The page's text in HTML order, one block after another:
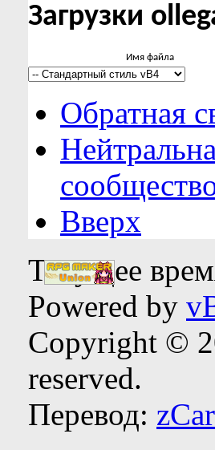
Загрузки
Имя файла
Обратная
Вверх
Текущее
Powered by
Copyright ©
reserved.
Перевод: